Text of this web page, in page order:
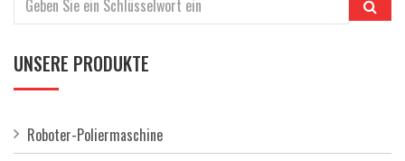
UNSERE PRODUKTE
Roboter-Poliermaschine